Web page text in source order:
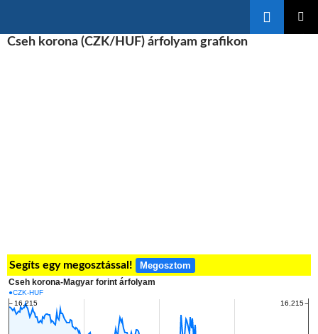
A
Cseh korona (CZK/HUF) árfolyam grafikon
Segíts egy megosztással! Megosztom